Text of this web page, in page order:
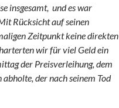
insgesamt, und es war
Rücksicht auf seinen
Zeitpunkt keine direkten
wir für viel Geld ein
der Preisverleihung, dem
der nach seinem Tod